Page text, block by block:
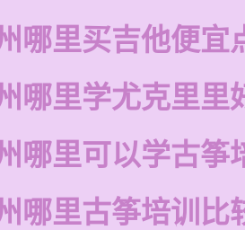
哪里买吉他便宜
哪里学尤克里里
哪里可以学古筝
哪里古筝培训比